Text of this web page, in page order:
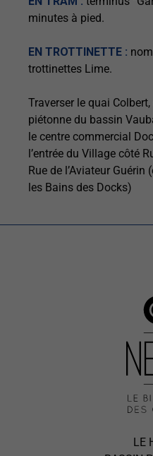
minutes à pied.
EN TROTTINETTE :
trottinettes Lime.
Traverser le quai
piétonne du bassin
le centre commercial
l’entrée du Village côté
Rue de l’Aviateur Guérin
les Bains des Docks)
LE